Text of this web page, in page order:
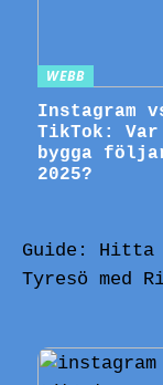
WEBB
Instagram
TikTok:
bygga
2025?
Guide:
Tyresö med